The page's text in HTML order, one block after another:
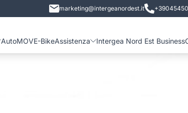
marketing@intergeanordest.it
AutoMOVE-BikeAssistenza Intergea Nord Est Business